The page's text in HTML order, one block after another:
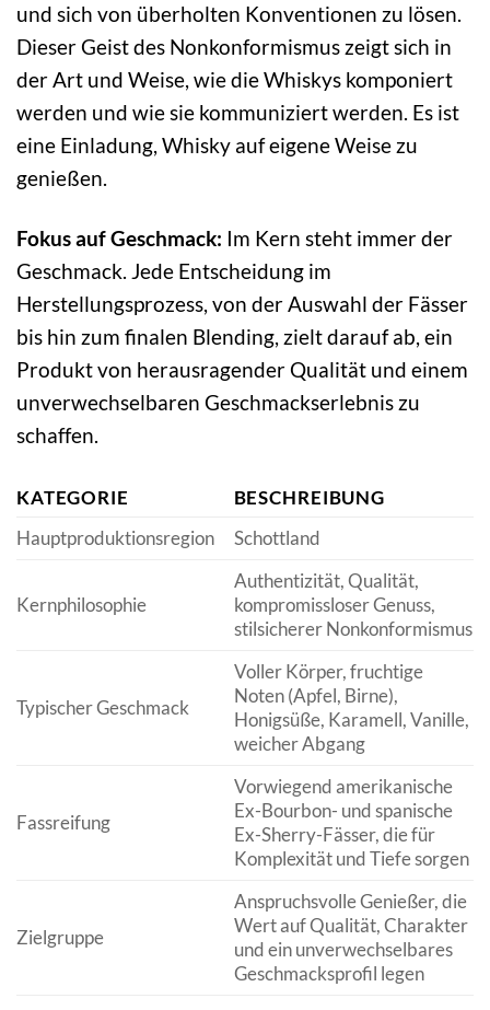
und sich von überholten Konventionen zu lösen.
Dieser Geist des Nonkonformismus zeigt sich in
der Art und Weise, wie die Whiskys komponiert
werden und wie sie kommuniziert werden. Es ist
eine Einladung, Whisky auf eigene Weise zu
genießen.
Fokus auf Geschmack: Im Kern steht immer der
Geschmack. Jede Entscheidung im
Herstellungsprozess, von der Auswahl der Fässer
bis hin zum finalen Blending, zielt darauf ab, ein
Produkt von herausragender Qualität und einem
unverwechselbaren Geschmackserlebnis zu
schaffen.
KATEGORIE
BESCHREIBUNG
Hauptproduktionsregion
Schottland
Kernphilosophie
Authentizität, Qualität,
kompromissloser Genuss,
stilsicherer Nonkonformismus
Typischer Geschmack
Voller Körper, fruchtige
Noten (Apfel, Birne),
Honigsüße, Karamell, Vanille,
weicher Abgang
Fassreifung
Vorwiegend amerikanische
Ex-Bourbon- und spanische
Ex-Sherry-Fässer, die für
Komplexität und Tiefe sorgen
Zielgruppe
Anspruchsvolle Genießer, die
Wert auf Qualität, Charakter
und ein unverwechselbares
Geschmacksprofil legen